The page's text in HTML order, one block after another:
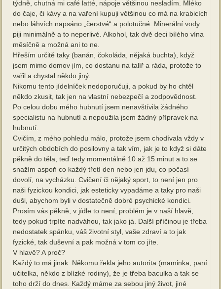
týdně, chutná mi café latté, nápoje většinou nesladím. Mléko
do čaje, či kávy a na vaření kupuji většinou co má na krabicích
nebo láhvích napsáno „čerstvé“ a polotučné. Minerální vody
piji minimálně a to neperlivé. Alkohol, tak dvě deci bílého vína
měsíčně a možná ani to ne.
Hřeším určitě taky (banán, čokoláda, nějaká buchta), když
jsem mimo domov jím, co dostanu na talíř a ráda, protože to
vařil a chystal někdo jiný.
Nikomu tento jídelníček nedoporučuji, a pokud by ho chtěl
někdo zkusit, tak jen na vlastní nebezpečí a zodpovědnost.
Po celou dobu mého hubnutí jsem nenavštívila žádného
specialistu na hubnutí a nepoužila jsem žádný přípravek na
hubnutí.
Cvičím, z mého pohledu málo, protože jsem chodívala vždy v
určitých obdobích do posilovny a tak vím, jak je to když si dáte
pěkně do těla, teď tedy momentálně 10 až 15 minut a to se
snažím aspoň co každý třetí den nebo jen jdu, co počasí
dovolí, na vycházku. Cvičení či nějaký sport, to není jen pro
naši fyzickou kondici, jak esteticky vypadáme a taky pro naši
duši, abychom byli v dostatečně dobré psychické kondici.
Prosím vás pěkně, v jídle to není, problém je v naší hlavě,
tedy pokud trpíte nadváhou, tak jako já. Další příčinou je třeba
nedostatek spánku, váš životní styl, vaše zdraví a to jak
fyzické, tak duševní a pak možná v tom co jíte.
V hlavě? A proč?
Každý to má jinak. Někomu řekla jeho autorita (maminka, paní
učitelka, někdo z blízké rodiny), že je třeba baculka a tak se
toho drží do dnes. Každý máme za sebou jiný život, jiné